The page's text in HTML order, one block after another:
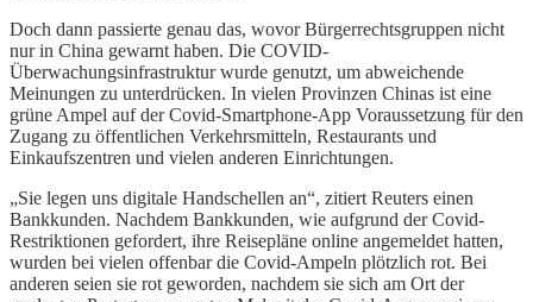
Doch dann passierte genau das, wovor Bürgerrechtsgruppen nicht
nur in China gewarnt haben. Die COVID-
Überwachungsinfrastruktur wurde genutzt, um abweichende
Meinungen zu unterdrücken. In vielen Provinzen Chinas ist eine
grüne Ampel auf der Covid-Smartphone-App Voraussetzung für den
Zugang zu öffentlichen Verkehrsmitteln, Restaurants und
Einkaufszentren und vielen anderen Einrichtungen.
„Sie legen uns digitale Handschellen an“, zitiert Reuters einen
Bankkunden. Nachdem Bankkunden, wie aufgrund der Covid-
Restriktionen gefordert, ihre Reisepläne online angemeldet hatten,
wurden bei vielen offenbar die Covid-Ampeln plötzlich rot. Bei
anderen seien sie rot geworden, nachdem sie sich am Ort der